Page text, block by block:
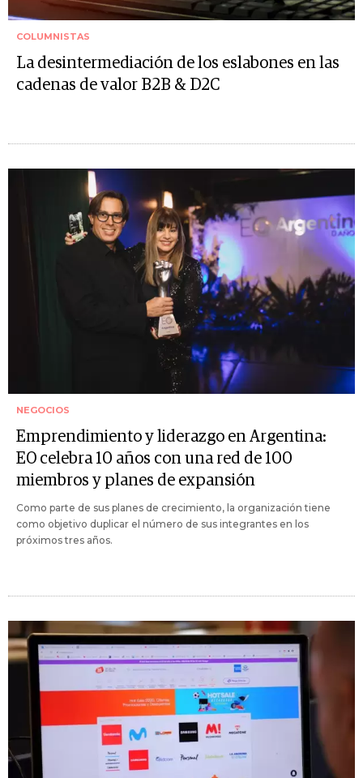
COLUMNISTAS
La desintermediación de los eslabones en las
cadenas de valor B2B & D2C
NEGOCIOS
Emprendimiento y liderazgo en Argentina:
EO celebra 10 años con una red de 100
miembros y planes de expansión
Como parte de sus planes de crecimiento, la organización tiene
como objetivo duplicar el número de sus integrantes en los
próximos tres años.